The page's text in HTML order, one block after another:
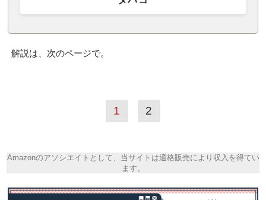
解説は、次のページで。
1 2
Amazonのアソシエイトとして、当サイトは適格販売により収入を得てい
ます。